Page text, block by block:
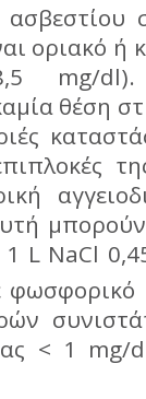
οριακό ή
8,5
θέση
1 L NaCl
< 1 mg/